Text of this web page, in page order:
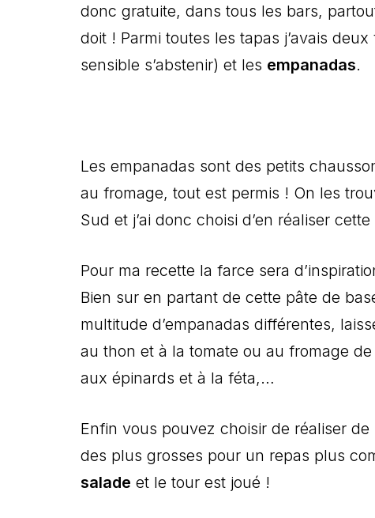
donc gratuite, dans tous les bars,
doit ! Parmi toutes les tapas j’avais
sensible s’abstenir) et les empanadas.
Les empanadas sont des petits
au fromage, tout est permis ! On les
Sud et j’ai donc choisi d’en réaliser
Pour ma recette la farce sera
Bien sur en partant de cette pâte de
multitude d’empanadas différentes,
au thon et à la tomate ou au fromage
aux épinards et à la féta,…
Enfin vous pouvez choisir de réaliser
des plus grosses pour un repas plus
salade et le tour est joué !